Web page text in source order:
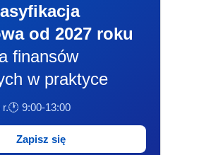
od 2027 roku
finansów
w praktyce
🕐 9:00-13:00
Zapisz się